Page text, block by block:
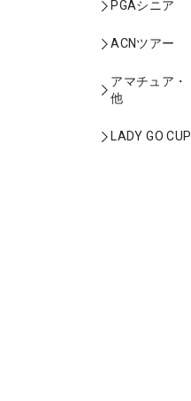
PGAシニア
ACNツアー
アマチュア・
他
LADY GO CUP